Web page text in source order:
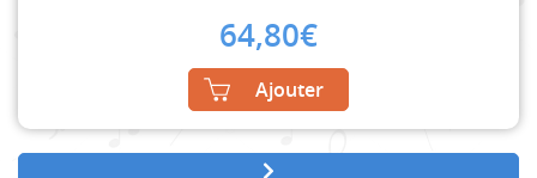
64,80€
Ajouter